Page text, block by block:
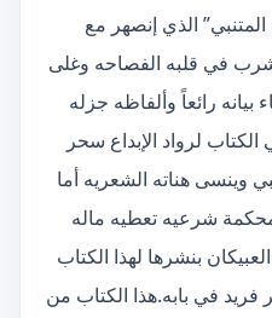
الذي إنصهر مع
في قلبه الفصاحه وغلى
رائعاً وألفاظه جزله
لرواد الإبداع سحر
وينسى هناته الشعريه أما
شرعيه تعطيه ماله
بنشرها لهذا الكتاب
فريد في بابه.هذا الكتاب من